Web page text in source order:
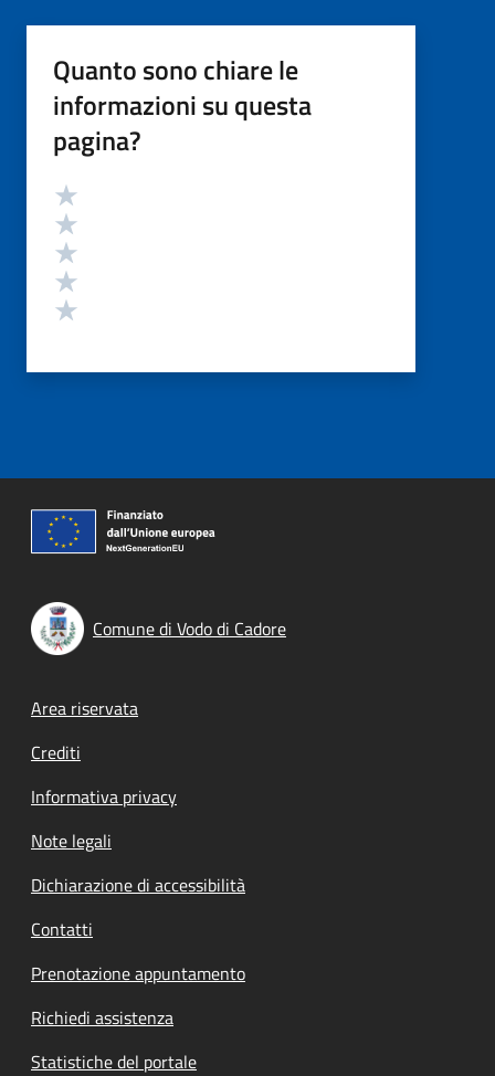
Quanto sono chiare le
informazioni su questa
pagina?
Valutazione
Comune di Vodo di Cadore
Footer menu
Area riservata
Crediti
Informativa privacy
Note legali
Dichiarazione di accessibilità
Contatti
Prenotazione appuntamento
Richiedi assistenza
Statistiche del portale